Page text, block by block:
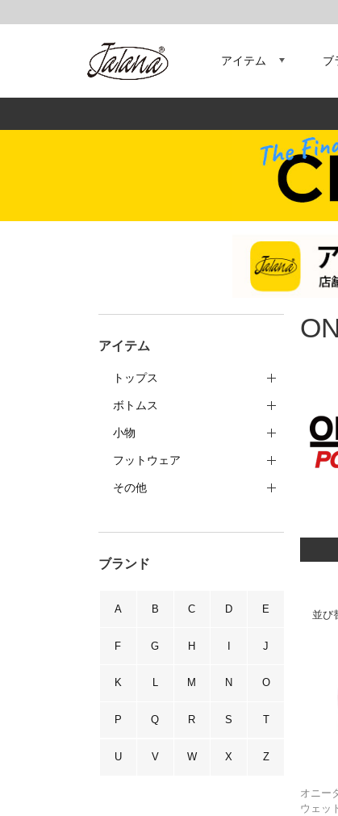
アイテム ブ
アイテム
トップス
ボトムス
小物
フットウェア
その他
ブランド
A B C D E
F G H I J
K L M N O
P Q R S T
U V W X Z
並び
オニー
ウェッ